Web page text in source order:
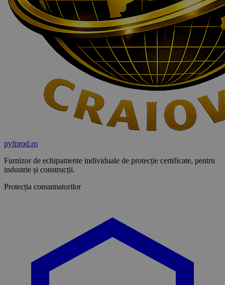
pyfprod.ro
Furnizor de echipamente individuale de protecție certificate, pentru
industrie și construcții.
Protecția consumatorilor